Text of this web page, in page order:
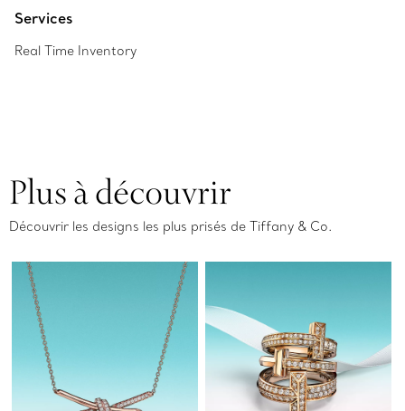
Services
Real Time Inventory
Plus à découvrir
Découvrir les designs les plus prisés de Tiffany & Co.